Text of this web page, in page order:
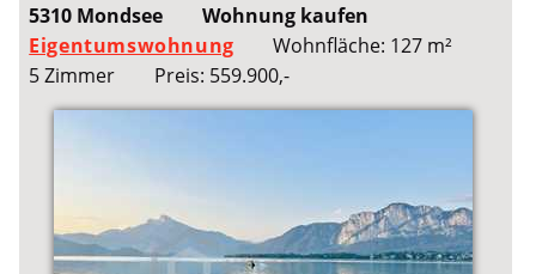
5310 Mondsee
Wohnung kaufen
Eigentumswohnung
Wohnfläche: 127 m²
5 Zimmer
Preis: 559.900,-